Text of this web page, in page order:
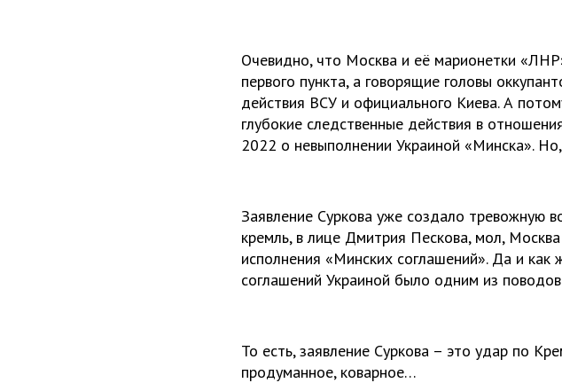
Очевидно, что Москва и её марионетки
первого пункта, а говорящие головы
действия ВСУ и официального Киева. А
глубокие следственные действия в
2022 о невыполнении Украиной «Минска».
Заявление Суркова уже создало тревожную
кремль, в лице Дмитрия Пескова, мол,
исполнения «Минских соглашений». Да и
соглашений Украиной было одним из
То есть, заявление Суркова – это удар по
продуманное, коварное…